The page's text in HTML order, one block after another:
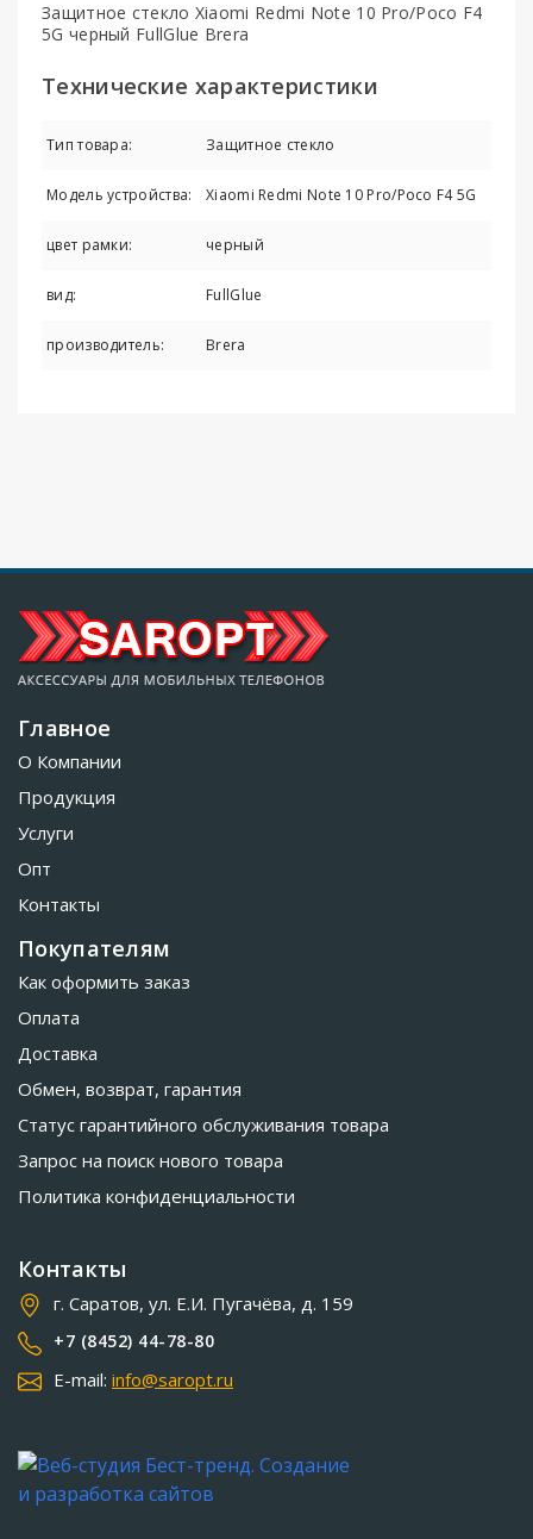
Защитное стекло Xiaomi Redmi Note 10 Pro/Poco F4
5G черный FullGlue Brera
Технические характеристики
Тип товара: Защитное стекло
Модель устройства: Xiaomi Redmi Note 10 Pro/Poco F4 5G
цвет рамки: черный
вид: FullGlue
производитель: Brera
Главное
О Компании
Продукция
Услуги
Опт
Контакты
Покупателям
Как оформить заказ
Оплата
Доставка
Обмен, возврат, гарантия
Статус гарантийного обслуживания товара
Запрос на поиск нового товара
Политика конфиденциальности
Контакты
г. Саратов, ул. Е.И. Пугачёва, д. 159
+7 (8452) 44-78-80
E-mail: info@saropt.ru